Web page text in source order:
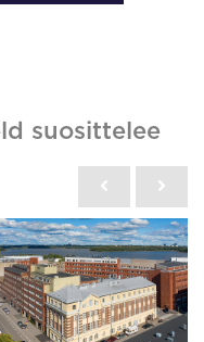
suosittelee